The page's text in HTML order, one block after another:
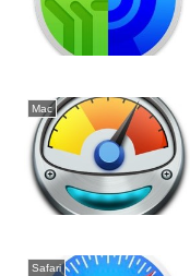
Mac
Safari